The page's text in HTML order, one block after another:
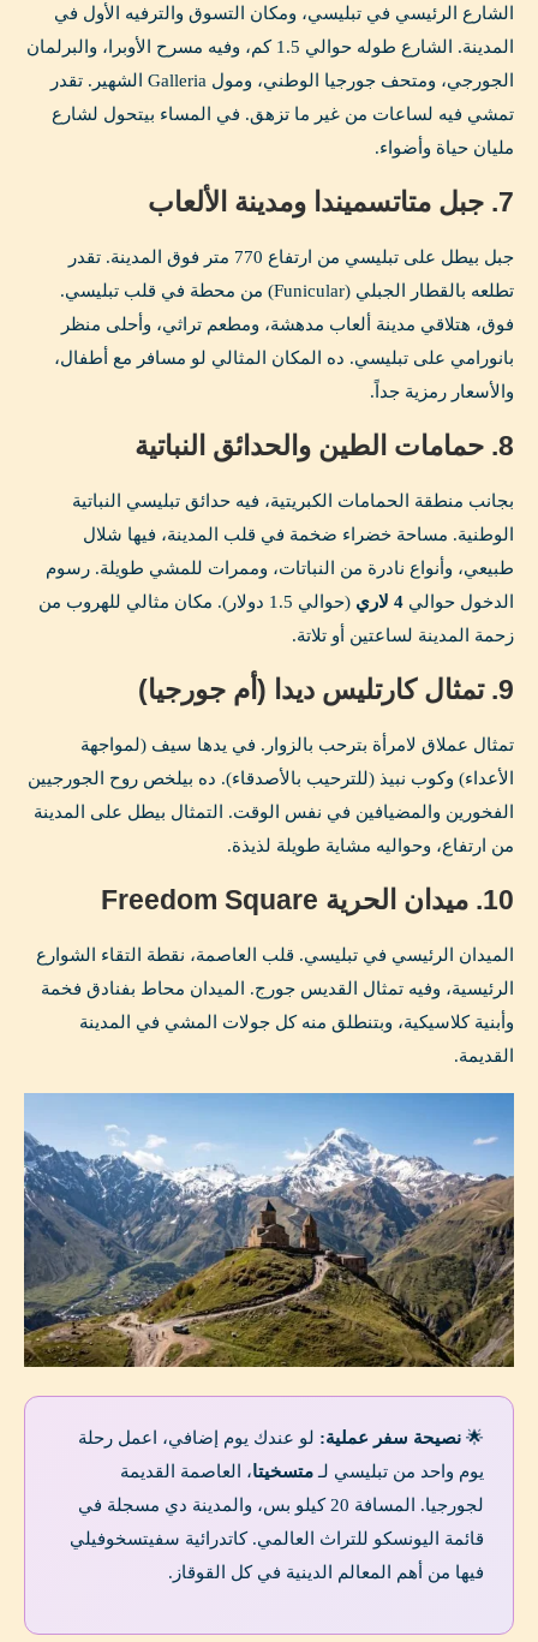
الشارع الرئيسي في تبليسي، ومكان التسوق والترفيه الأول في
المدينة. الشارع طوله حوالي 1.5 كم، وفيه مسرح الأوبرا، والبرلمان
الجورجي، ومتحف جورجيا الوطني، ومول Galleria الشهير. تقدر
تمشي فيه لساعات من غير ما تزهق. في المساء بيتحول لشارع
مليان حياة وأضواء.
7. جبل متاتسميندا ومدينة الألعاب
جبل بيطل على تبليسي من ارتفاع 770 متر فوق المدينة. تقدر
تطلعه بالقطار الجبلي (Funicular) من محطة في قلب تبليسي.
فوق، هتلاقي مدينة ألعاب مدهشة، ومطعم تراثي، وأحلى منظر
بانورامي على تبليسي. ده المكان المثالي لو مسافر مع أطفال،
والأسعار رمزية جداً.
8. حمامات الطين والحدائق النباتية
بجانب منطقة الحمامات الكبريتية، فيه حدائق تبليسي النباتية
الوطنية. مساحة خضراء ضخمة في قلب المدينة، فيها شلال
طبيعي، وأنواع نادرة من النباتات، وممرات للمشي طويلة. رسوم
الدخول حوالي 4 لاري
(حوالي 1.5 دولار). مكان مثالي للهروب من
زحمة المدينة لساعتين أو تلاتة.
9. تمثال كارتليس ديدا (أم جورجيا)
تمثال عملاق لامرأة بترحب بالزوار. في يدها سيف (لمواجهة
الأعداء) وكوب نبيذ (للترحيب بالأصدقاء). ده بيلخص روح الجورجيين
الفخورين والمضيافين في نفس الوقت. التمثال بيطل على المدينة
من ارتفاع، وحواليه مشاية طويلة لذيذة.
10. ميدان الحرية Freedom Square
الميدان الرئيسي في تبليسي. قلب العاصمة، نقطة التقاء الشوارع
الرئيسية، وفيه تمثال القديس جورج. الميدان محاط بفنادق فخمة
وأبنية كلاسيكية، وبتنطلق منه كل جولات المشي في المدينة
القديمة.
🌟 نصيحة سفر عملية: لو عندك يوم إضافي، اعمل رحلة
يوم واحد من تبليسي لـمتسخيتا، العاصمة القديمة
لجورجيا. المسافة 20 كيلو بس، والمدينة دي مسجلة في
قائمة اليونسكو للتراث العالمي. كاتدرائية سفيتسخوفيلي
فيها من أهم المعالم الدينية في كل القوقاز.